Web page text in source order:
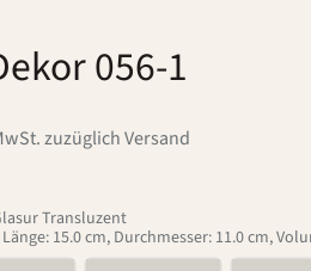
056-1
zuzüglich Versand
Transluzent
15.0 cm, Durchmesser: 11.0 cm,